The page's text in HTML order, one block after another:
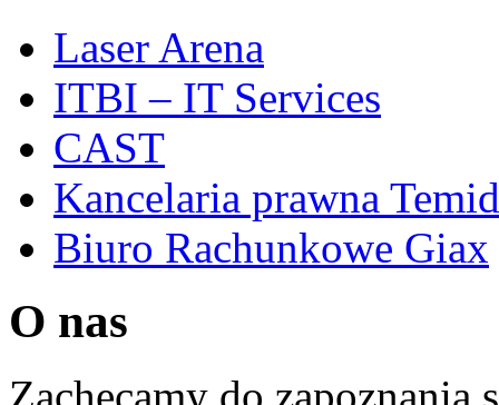
Laser Arena
ITBI – IT Services
CAST
Kancelaria prawna
Biuro Rachunkowe Giax
O nas